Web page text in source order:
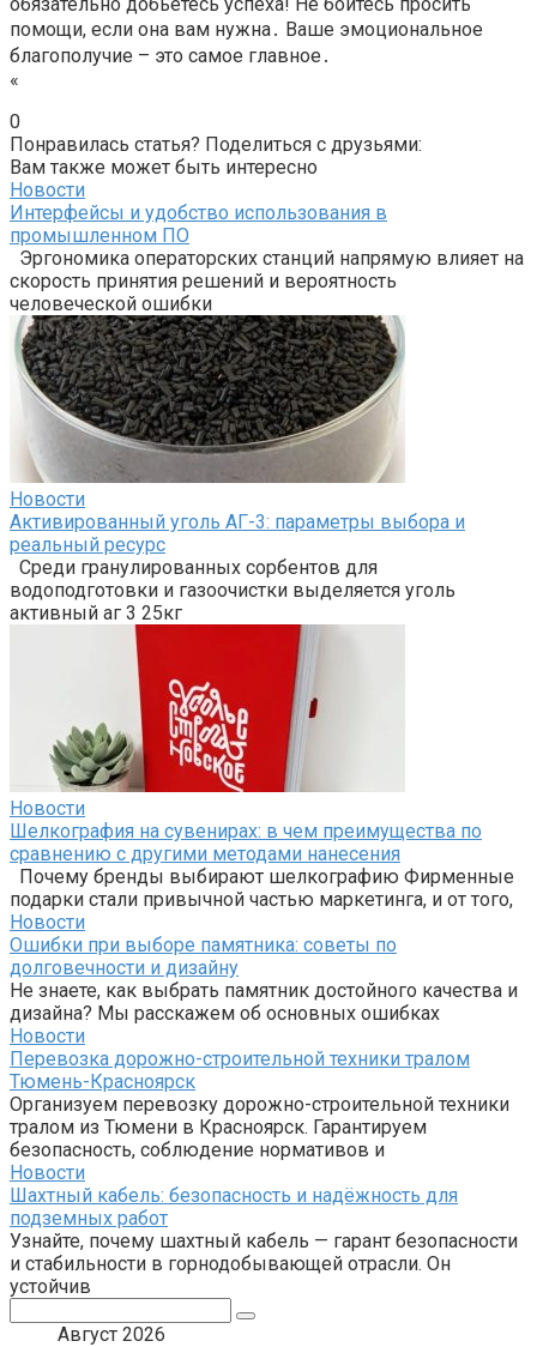
помощи, если она вам нужна․ Ваше эмоциональное
благополучие – это самое главное․
«
0
Понравилась статья? Поделиться с друзьями:
Вам также может быть интересно
Новости
Интерфейсы и удобство использования в
промышленном ПО
Эргономика операторских станций напрямую влияет на
скорость принятия решений и вероятность
человеческой ошибки
Новости
Активированный уголь АГ-3: параметры выбора и
реальный ресурс
Среди гранулированных сорбентов для
водоподготовки и газоочистки выделяется уголь
активный аг 3 25кг
Новости
Шелкография на сувенирах: в чем преимущества по
сравнению с другими методами нанесения
Почему бренды выбирают шелкографию Фирменные
подарки стали привычной частью маркетинга, и от того,
Новости
Ошибки при выборе памятника: советы по
долговечности и дизайну
Не знаете, как выбрать памятник достойного качества и
дизайна? Мы расскажем об основных ошибках
Новости
Перевозка дорожно-строительной техники тралом
Тюмень-Красноярск
Организуем перевозку дорожно-строительной техники
тралом из Тюмени в Красноярск. Гарантируем
безопасность, соблюдение нормативов и
Новости
Шахтный кабель: безопасность и надёжность для
подземных работ
Узнайте, почему шахтный кабель — гарант безопасности
и стабильности в горнодобывающей отрасли. Он
устойчив
Август 2026